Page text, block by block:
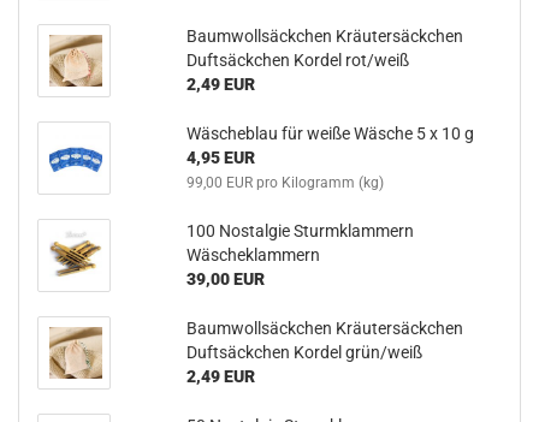
Baumwollsäckchen Kräutersäckchen
Duftsäckchen Kordel rot/weiß
2,49 EUR
Wäscheblau für weiße Wäsche 5 x 10 g
4,95 EUR
99,00 EUR pro Kilogramm (kg)
100 Nostalgie Sturmklammern
Wäscheklammern
39,00 EUR
Baumwollsäckchen Kräutersäckchen
Duftsäckchen Kordel grün/weiß
2,49 EUR